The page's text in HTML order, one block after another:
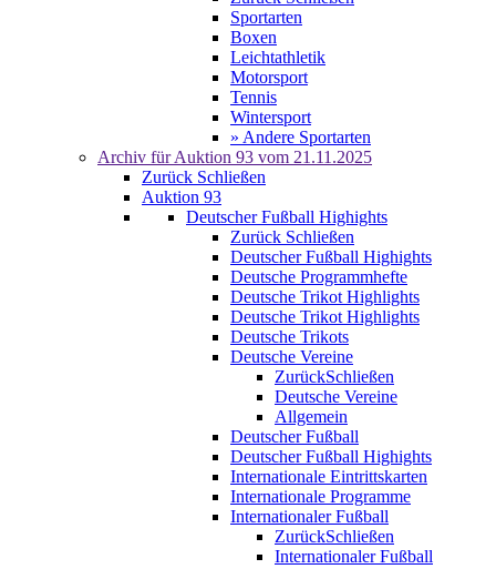
Sportarten
Boxen
Leichtathletik
Motorsport
Tennis
Wintersport
» Andere Sportarten
Archiv für Auktion 93 vom 21.11.2025
Zurück Schließen
Auktion 93
Deutscher Fußball Highights
Zurück Schließen
Deutscher Fußball Highights
Deutsche Programmhefte
Deutsche Trikot Highlights
Deutsche Trikot Highlights
Deutsche Trikots
Deutsche Vereine
ZurückSchließen
Deutsche Vereine
Allgemein
Deutscher Fußball
Deutscher Fußball Highights
Internationale Eintrittskarten
Internationale Programme
Internationaler Fußball
ZurückSchließen
Internationaler Fußball